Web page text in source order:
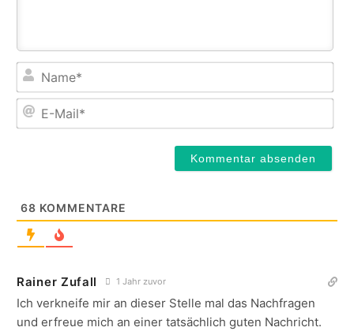
E-
68 KOMMENTARE
Rainer Zufall 1 Jahr zuvor
Ich verkneife mir an dieser Stelle mal das Nachfragen
und erfreue mich an einer tatsächlich guten Nachricht.